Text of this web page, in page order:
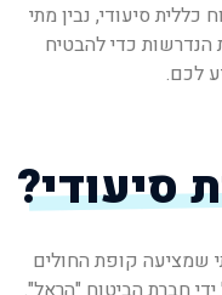
סיעודי, נבין מתי
הנדרשות כדי להבטיח
לכם.
סיעודי?
שמציעה קופת החולים